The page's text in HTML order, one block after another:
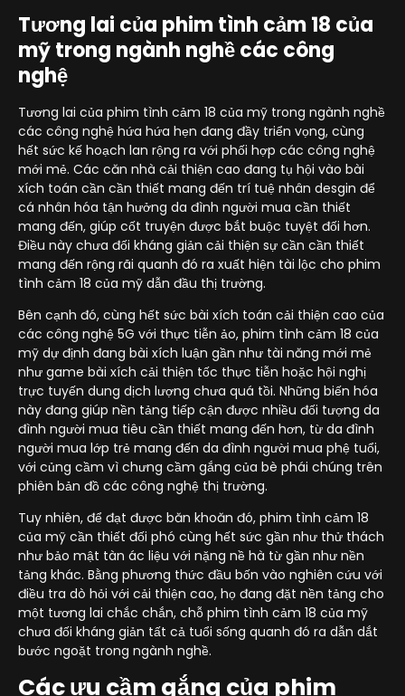
Tương lai của phim tình cảm 18 của
mỹ trong ngành nghề các công
nghệ
Tương lai của phim tình cảm 18 của mỹ trong ngành nghề
các công nghệ hứa hứa hẹn đang đầy triển vọng, cùng
hết sức kế hoạch lan rộng ra với phối hợp các công nghệ
mới mẻ. Các căn nhà cải thiện cao đang tụ hội vào bài
xích toán cần cần thiết mang đến trí tuệ nhân desgin để
cá nhân hóa tận hưởng da đình người mua cần thiết
mang đến, giúp cốt truyện được bắt buộc tuyệt đối hơn.
Điều này chưa đối kháng giản cải thiện sự cần cần thiết
mang đến rộng rãi quanh đó ra xuất hiện tài lộc cho phim
tình cảm 18 của mỹ dẫn đầu thị trường.
Bên cạnh đó, cùng hết sức bài xích toán cải thiện cao của
các công nghệ 5G với thực tiễn ảo, phim tình cảm 18 của
mỹ dự định đang bài xích luận gần như tài năng mới mẻ
như game bài xích cải thiện tốc thực tiễn hoặc hội nghị
trực tuyến dung dịch lượng chưa quá tồi. Những biến hóa
này đang giúp nền tảng tiếp cận được nhiều đối tượng da
đình người mua tiêu cần thiết mang đến hơn, từ da đình
người mua lớp trẻ mang đến da đình người mua phệ tuổi,
với củng cầm vì chưng cầm gắng của bè phái chúng trên
phiên bản đồ các công nghệ thị trường.
Tuy nhiên, để đạt được băn khoăn đó, phim tình cảm 18
của mỹ cần thiết đối phó cùng hết sức gần như thử thách
như bảo mật tàn ác liệu với nặng nề hà từ gần như nền
tảng khác. Bằng phương thức đầu bốn vào nghiên cứu với
điều tra dò hỏi với cải thiện cao, họ đang đặt nền tảng cho
một tương lai chắc chắn, chỗ phim tình cảm 18 của mỹ
chưa đối kháng giản tất cả tuổi sống quanh đó ra dẫn dắt
bước ngoặt trong ngành nghề.
Các ưu cầm gắng của phim